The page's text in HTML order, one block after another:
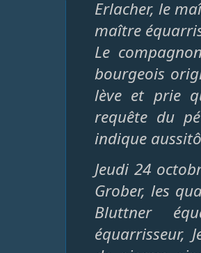
Erlacher, le
maître
Le
bourgeois
lève et prie
requête du
indique
Jeudi 24
Grober, les
Bluttner
équarrisseur,